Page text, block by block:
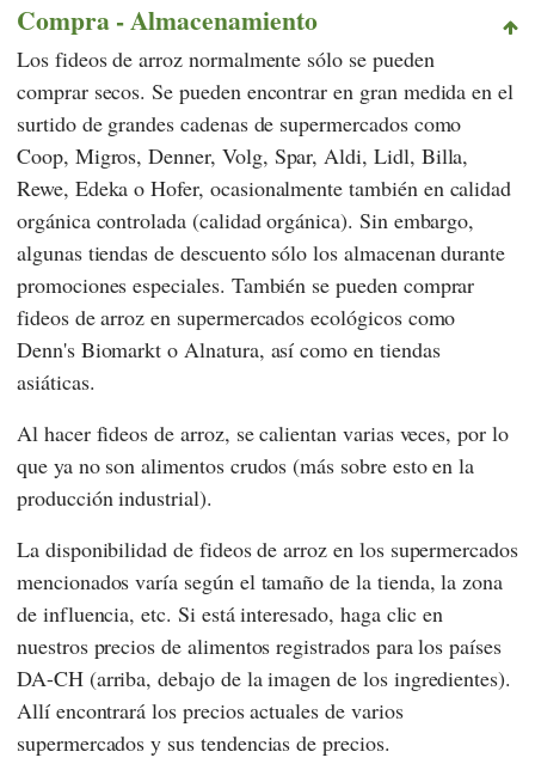
Compra - Almacenamiento
Los fideos de arroz normalmente sólo se pueden
comprar secos. Se pueden encontrar en gran medida en el
surtido de grandes cadenas de supermercados como
Coop, Migros,Denner, Volg, Spar, Aldi, Lidl, Billa,
Rewe, Edeka oHofer, ocasionalmente también en calidad
orgánica controlada (calidad orgánica). Sin embargo,
algunas tiendas de descuento sólo los almacenan durante
promociones especiales. También se pueden comprar
fideos de arroz en supermercados ecológicos como
Denn's Biomarkt o Alnatura, así como en tiendas
asiáticas.
Al hacer fideos de arroz, se calientan varias veces, por lo
que ya no son alimentos crudos (más sobre esto en la
producción industrial).
La disponibilidad de fideos de arroz en los supermercados
mencionados varía según el tamaño de la tienda, la zona
de influencia, etc. Si está interesado, haga clic en
nuestros precios de alimentos registrados para los países
DA-CH (arriba, debajo de la imagen de los ingredientes).
Allí encontrará los precios actuales de varios
supermercados y sus tendencias de precios.